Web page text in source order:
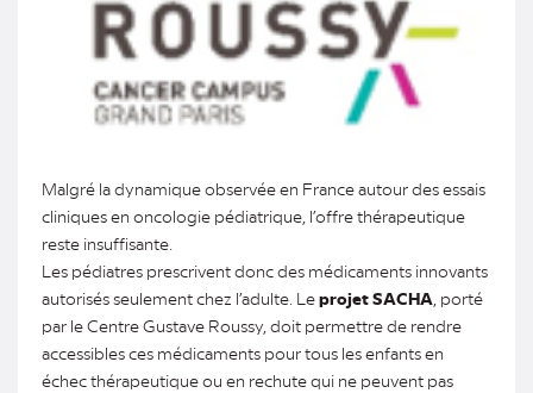
Malgré la dynamique observée en France autour des essais
cliniques en oncologie pédiatrique, l’offre thérapeutique
reste insuffisante.
Les pédiatres prescrivent donc des médicaments innovants
autorisés seulement chez l’adulte. Leprojet SACHA , porté
par le Centre Gustave Roussy, doit permettre de rendre
accessibles ces médicaments pour tous les enfants en
échec thérapeutique ou en rechute qui ne peuvent pas